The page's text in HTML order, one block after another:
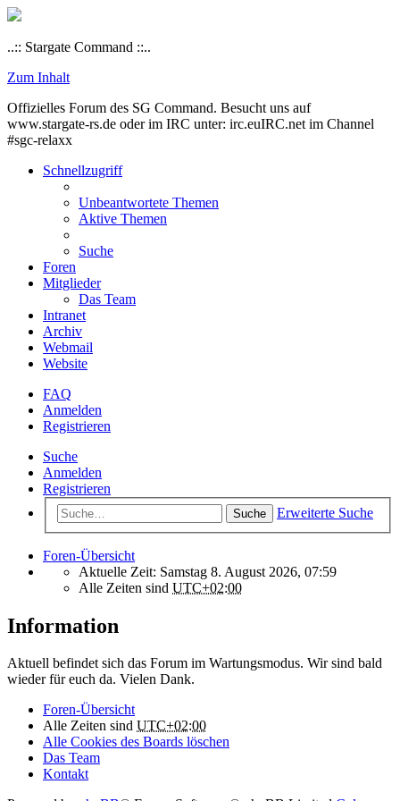
..:: Stargate Command ::..
Zum Inhalt
Offizielles Forum des SG Command. Besucht uns auf
www.stargate-rs.de oder im IRC unter: irc.euIRC.net im Channel
#sgc-relaxx
Schnellzugriff
Unbeantwortete Themen
Aktive Themen
Suche
Foren
Mitglieder
Das Team
Intranet
Archiv
Webmail
Website
FAQ
Anmelden
Registrieren
Suche
Anmelden
Registrieren
Suche Erweiterte Suche
Foren-Übersicht
Aktuelle Zeit: Samstag 8. August 2026, 07:59
Alle Zeiten sind UTC+02:00
Information
Aktuell befindet sich das Forum im Wartungsmodus. Wir sind bald
wieder für euch da. Vielen Dank.
Foren-Übersicht
Alle Zeiten sind UTC+02:00
Alle Cookies des Boards löschen
Das Team
Kontakt